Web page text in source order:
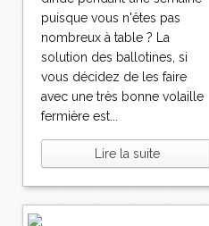
puisque vous n'êtes pas
nombreux à table ? La
solution des ballotines, si
vous décidez de les faire
avec une très bonne volaille
fermière est...
Lire la suite